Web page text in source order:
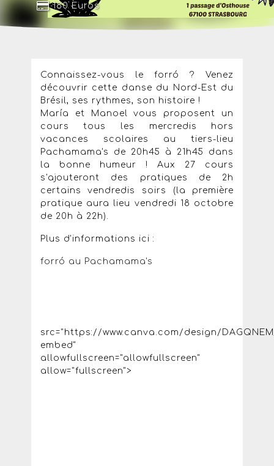
180 Euros
Connaissez-vous le forró ? Venez
découvrir cette danse du Nord-Est du
Brésil, ses rythmes, son histoire !
María et Manoel vous proposent un
cours tous les mercredis hors
vacances scolaires au tiers-lieu
Pachamama's de 20h45 à 21h45 dans
la bonne humeur ! Aux 27 cours
s'ajouteront des pratiques de 2h
certains vendredis soirs (la première
pratique aura lieu vendredi 18 octobre
de 20h à 22h).
Plus d'informations ici :
forró au Pachamama's
src="https://www.canva.com/design/
embed"
allowfullscreen="allowfullscreen"
allow="fullscreen">